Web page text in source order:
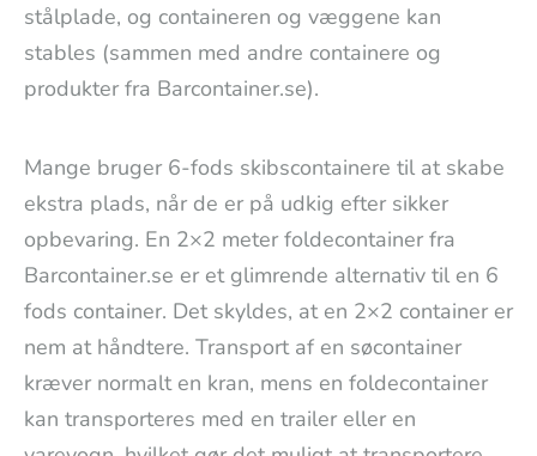
stålplade, og containeren og væggene kan
stables (sammen med andre containere og
produkter fra Barcontainer.se).
Mange bruger 6-fods skibscontainere til at skabe
ekstra plads, når de er på udkig efter sikker
opbevaring. En 2×2 meter foldecontainer fra
Barcontainer.se er et glimrende alternativ til en 6
fods container. Det skyldes, at en 2×2 container er
nem at håndtere. Transport af en søcontainer
kræver normalt en kran, mens en foldecontainer
kan transporteres med en trailer eller en